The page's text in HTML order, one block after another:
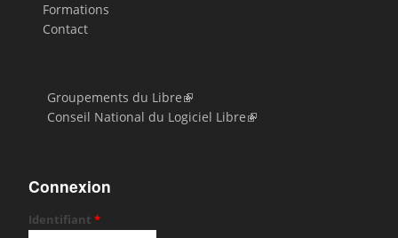
Formations
Contact
Groupements du Libre
Conseil National du Logiciel Libre
Connexion
Identifiant*